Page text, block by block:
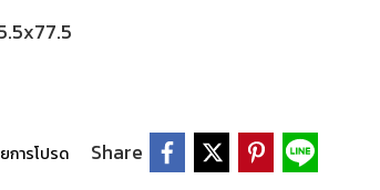
การโปรด Share